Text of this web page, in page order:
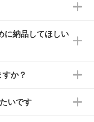
に対応可能で
員会や個人様
様の条件でご
お気軽にご相談
だいた場合の
添付でお送りし
する備考欄』
ら約2週間～2
荷いたしま
に納品してほしい
い合わせ・お
か？
文確定のご連
いです